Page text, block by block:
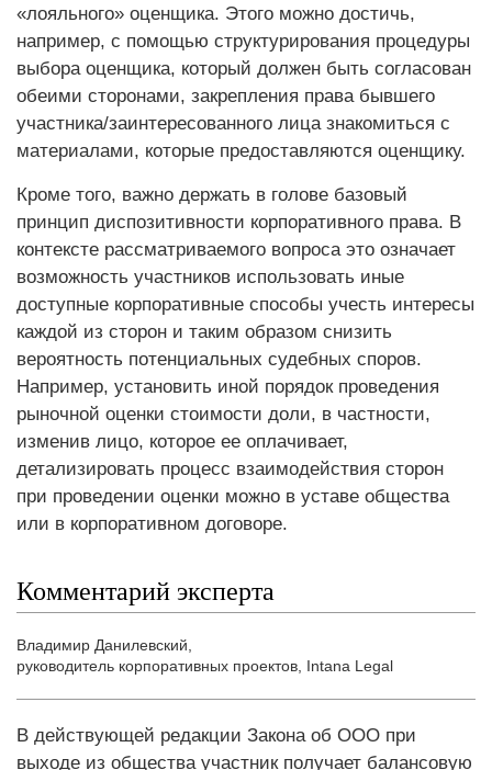
«лояльного» оценщика. Этого можно достичь,
например, с помощью структурирования процедуры
выбора оценщика, который должен быть согласован
обеими сторонами, закрепления права бывшего
участника/заинтересованного лица знакомиться с
материалами, которые предоставляются оценщику.
Кроме того, важно держать в голове базовый
принцип диспозитивности корпоративного права. В
контексте рассматриваемого вопроса это означает
возможность участников использовать иные
доступные корпоративные способы учесть интересы
каждой из сторон и таким образом снизить
вероятность потенциальных судебных споров.
Например, установить иной порядок проведения
рыночной оценки стоимости доли, в частности,
изменив лицо, которое ее оплачивает,
детализировать процесс взаимодействия сторон
при проведении оценки можно в уставе общества
или в корпоративном договоре.
Комментарий эксперта
Владимир Данилевский
руководитель корпоративных проектов, Intana Legal
В действующей редакции Закона об ООО при
выходе из общества участник получает балансовую